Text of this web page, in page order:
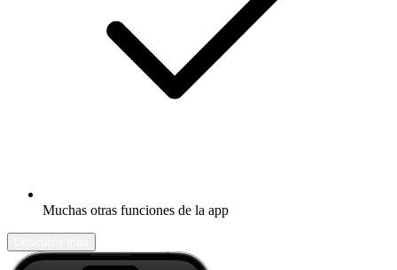
Muchas otras funciones de la app